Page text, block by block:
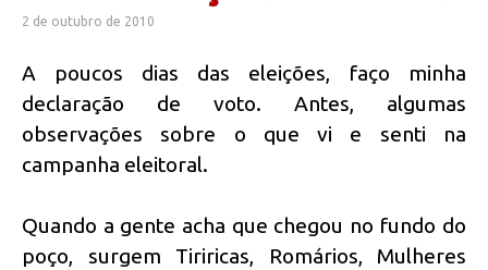
2 de outubro de 2010
A poucos dias das eleições, faço minha
declaração de voto. Antes, algumas
observações sobre o que vi e senti na
campanha eleitoral.
Quando a gente acha que chegou no fundo do
poço, surgem Tiriricas, Romários, Mulheres